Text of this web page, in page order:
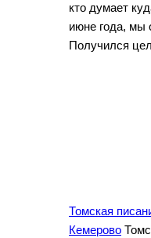
кто думает
июне года, мы
Получился
Томская
Кемерово